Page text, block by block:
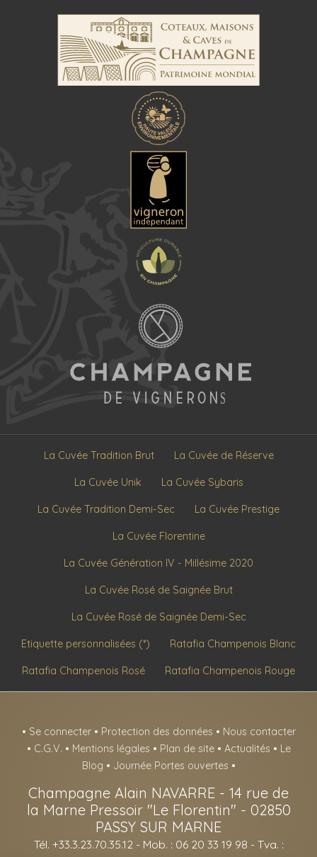
La Cuvée Tradition Brut La Cuvée de Réserve
La Cuvée Unik La Cuvée Sybaris
La Cuvée Tradition Demi-Sec La Cuvée Prestige
La Cuvée Florentine
La Cuvée Génération IV - Millésime 2020
La Cuvée Rosé de Saignée Brut
La Cuvée Rosé de Saignée Demi-Sec
Etiquette personnalisées (*) Ratafia Champenois Blanc
Ratafia Champenois Rosé Ratafia Champenois Rouge
• Se connecter • Protection des données • Nous contacter
• C.G.V. • Mentions légales • Plan de site • Actualités • Le
Blog • Journée Portes ouvertes •
Champagne Alain NAVARRE - 14 rue de
la Marne Pressoir "Le Florentin" - 02850
PASSY SUR MARNE
Tél. +33.3.23.70.35.12 - Mob. : 06 20 33 19 98 - Tva. :